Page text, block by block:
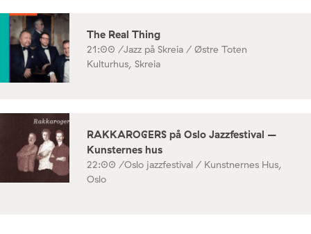
The Real Thing
21:00 /Jazz på Skreia / Østre Toten
Kulturhus, Skreia
RAKKAROGERS på Oslo Jazzfestival –
Kunsternes hus
22:00 /Oslo jazzfestival / Kunstnernes Hus,
Oslo